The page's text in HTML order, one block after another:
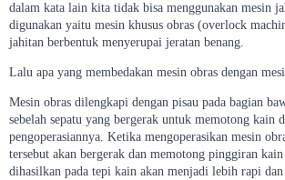
dalam kata lain kita tidak bisa menggunakan mesin
digunakan yaitu mesin khusus obras (overlock
jahitan berbentuk menyerupai jeratan benang.
Lalu apa yang membedakan mesin obras dengan
Mesin obras dilengkapi dengan pisau pada bagian
sebelah sepatu yang bergerak untuk memotong kain
pengoperasiannya. Ketika mengoperasikan mesin
tersebut akan bergerak dan memotong pinggiran
dihasilkan pada tepi kain akan menjadi lebih rapi